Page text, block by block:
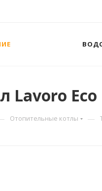
Lavoro
Отопительные котлы —